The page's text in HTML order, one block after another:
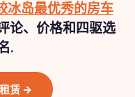
冰岛最优秀的房车
论、价格和四驱选
.
赁 →